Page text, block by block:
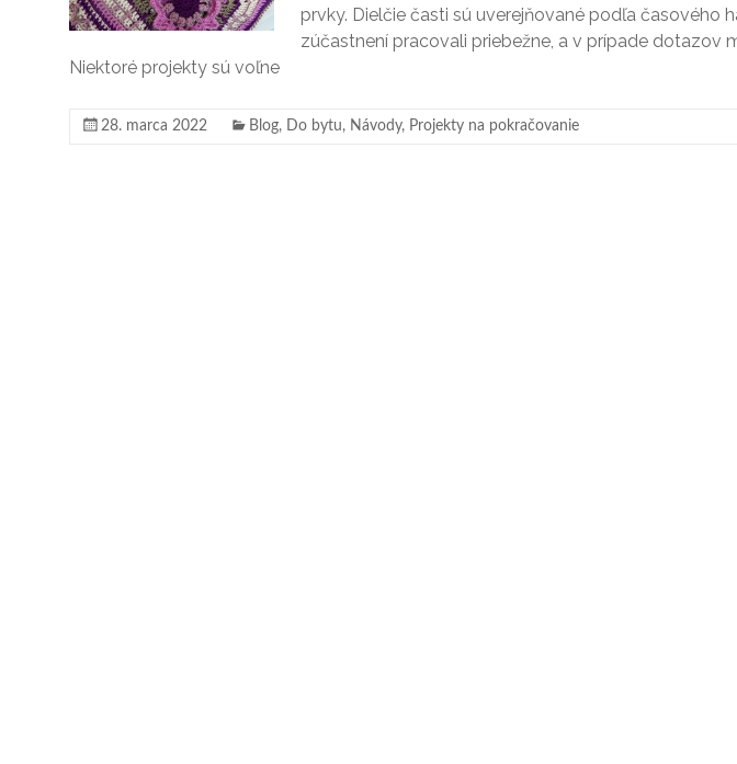
prvky. Dielčie časti sú uverejňované podľa časového
zúčastnení pracovali priebežne, a v prípade dotazov
Niektoré projekty sú voľne
28. marca 2022 Blog, Do bytu, Návody, Projekty na pokračovanie